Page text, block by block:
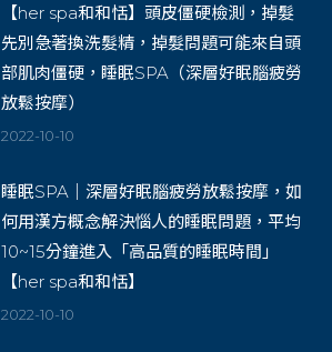
【her spa和和恬】頭皮僵硬檢測，掉髮
先別急著換洗髮精，掉髮問題可能來自頭
部肌肉僵硬，睡眠SPA（深層好眠腦疲勞
放鬆按摩）
2022-10-10
睡眠SPA｜深層好眠腦疲勞放鬆按摩，如
何用漢方概念解決惱人的睡眠問題，平均
10~15分鐘進入「高品質的睡眠時間」
【her spa和和恬】
2022-10-10